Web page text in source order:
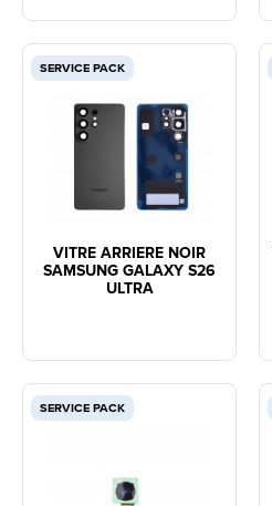
SERVICE PACK
VITRE ARRIERE NOIR
SAMSUNG GALAXY S26
ULTRA
SERVICE PACK